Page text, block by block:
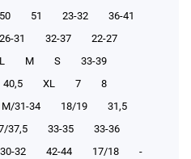
50 51 23-32
36-41
26-31 32-37
22-27
L M S
33-39
40,5 XL 7
8
М/31-34 18/19
31,5
37,5 33-35
33-36
30-32 42-44 17/18 -